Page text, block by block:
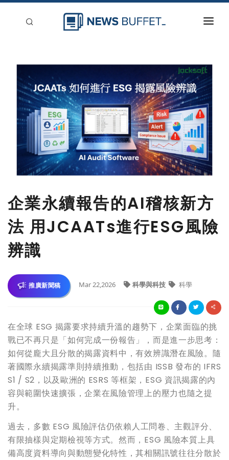
登入
刊登
企業永續報告的AI稽核新方
法 用JCAATs進行ESG風險
辨識
推廣新聞稿 Mar 22,2026 科學與科技 科學
在全球 ESG 揭露要求持續升溫的趨勢下，企業面臨的挑
戰已不再只是「如何完成一份報告」，而是進一步思考：
如何從龐大且分散的揭露資料中，有效辨識潛在風險。隨
著國際永續揭露準則持續推動，包括由 ISSB 發布的 IFRS
S1 / S2，以及歐洲的 ESRS 等框架，ESG 資訊揭露的內
容與範圍快速擴張，企業在風險管理上的壓力也隨之提
升。
過去，多數 ESG 風險評估仍依賴人工問卷、主觀評分、
有限抽樣與定期檢視等方式。然而，ESG 風險本質上具
備高度資料導向與動態變化特性，其相關訊號往往分散於